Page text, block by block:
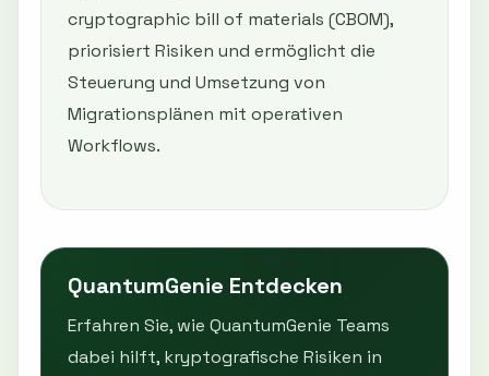
cryptographic bill of materials (CBOM),
priorisiert Risiken und ermöglicht die
Steuerung und Umsetzung von
Migrationsplänen mit operativen
Workflows.
QuantumGenie Entdecken
Erfahren Sie, wie QuantumGenie Teams
dabei hilft, kryptografische Risiken in